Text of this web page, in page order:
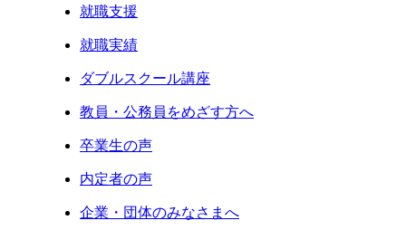
就職支援
就職実績
ダブルスクール講座
教員・公務員をめざす方へ
卒業生の声
内定者の声
企業・団体のみなさまへ